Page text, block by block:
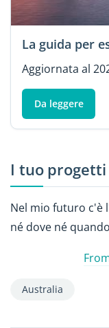
La guida per
Aggiornata al
Da leggere
I tuo
Nel mio futuro c'è
né dove né
Australia